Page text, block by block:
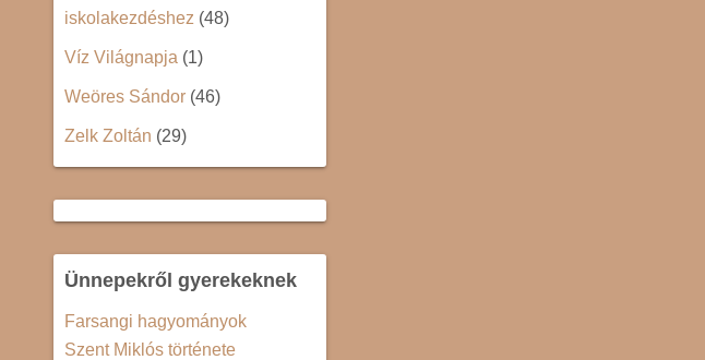
iskolakezdéshez (48)
Víz Világnapja (1)
Weöres Sándor (46)
Zelk Zoltán (29)
Ünnepekről gyerekeknek
Farsangi hagyományok
Szent Miklós története